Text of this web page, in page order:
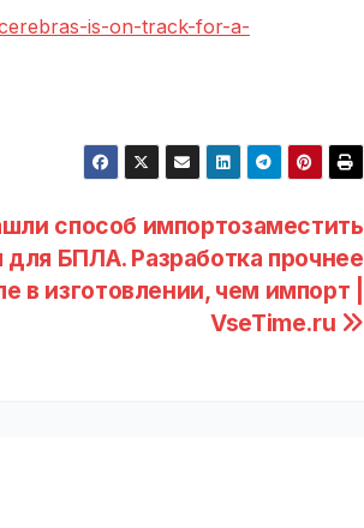
is-on-track-for-a-
способ импортозаместить
БПЛА. Разработка прочнее
в изготовлении, чем импорт |
VseTime.ru